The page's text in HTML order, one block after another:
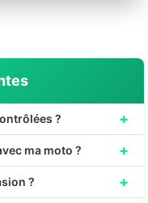
? +
ma moto ? +
? +